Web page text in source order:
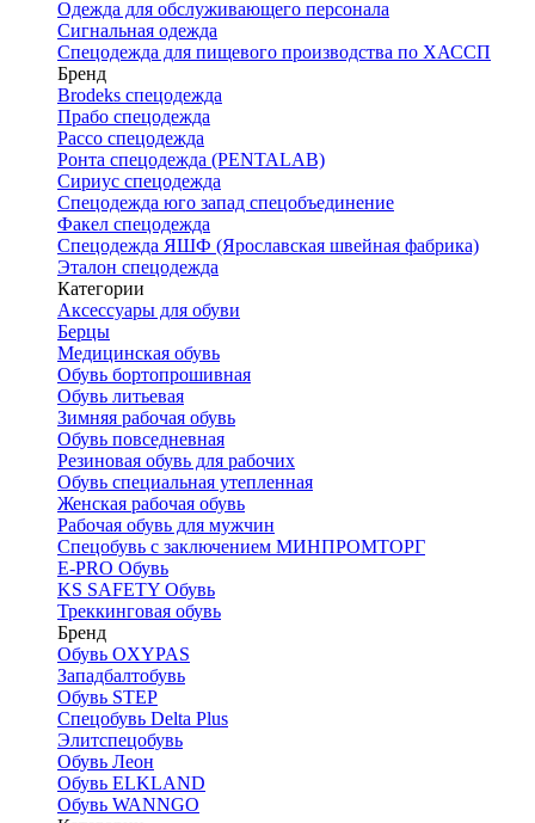
Одежда для обслуживающего персонала
Сигнальная одежда
Спецодежда для пищевого производства по ХАССП
Бренд
Brodeks спецодежда
Прабо спецодежда
Рассо спецодежда
Ронта спецодежда (PENTALAB)
Сириус спецодежда
Спецодежда юго запад спецобъединение
Факел спецодежда
Спецодежда ЯШФ (Ярославская швейная фабрика)
Эталон спецодежда
Категории
Аксессуары для обуви
Берцы
Медицинская обувь
Обувь бортопрошивная
Обувь литьевая
Зимняя рабочая обувь
Обувь повседневная
Резиновая обувь для рабочих
Обувь специальная утепленная
Женская рабочая обувь
Рабочая обувь для мужчин
Спецобувь с заключением МИНПРОМТОРГ
E-PRO Обувь
KS SAFETY Обувь
Треккинговая обувь
Бренд
Обувь OXYPAS
Западбалтобувь
Обувь STEP
Спецобувь Delta Plus
Элитспецобувь
Обувь Леон
Обувь ELKLAND
Обувь WANNGO